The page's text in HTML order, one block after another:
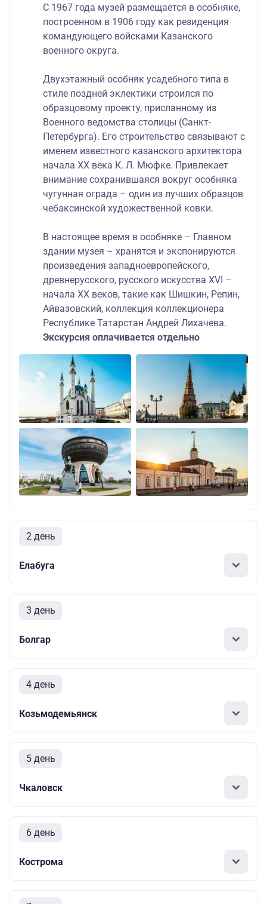
С 1967 года музей размещается в особняке,
построенном в 1906 году как резиденция
командующего войсками Казанского
военного округа.
Двухэтажный особняк усадебного типа в
стиле поздней эклектики строился по
образцовому проекту, присланному из
Военного ведомства столицы (Санкт-
Петербурга). Его строительство связывают с
именем известного казанского архитектора
начала XX века К. Л. Мюфке. Привлекает
внимание сохранившаяся вокруг особняка
чугунная ограда – один из лучших образцов
чебаксинской художественной ковки.
В настоящее время в особняке – Главном
здании музея – хранятся и экспонируются
произведения западноевропейского,
древнерусского, русского искусства XVI –
начала ХХ веков, такие как Шишкин, Репин,
Айвазовский, коллекция коллекционера
Республике Татарстан Андрей Лихачева.
Экскурсия оплачивается отдельно
2 день
Елабуга
3 день
Болгар
4 день
Козьмодемьянск
5 день
Чкаловск
6 день
Кострома